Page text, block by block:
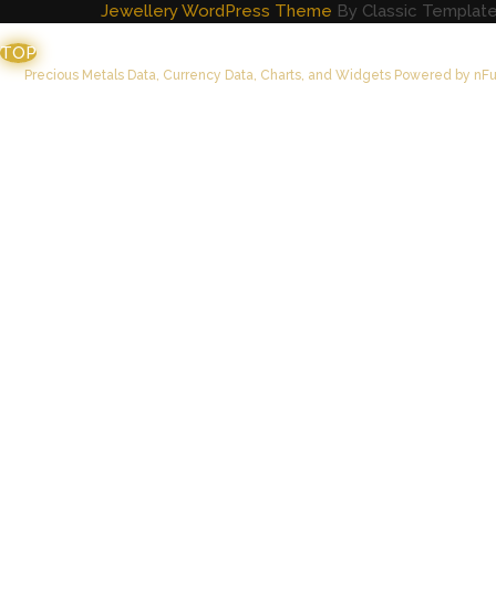
Jewellery WordPress Theme By Classic
TOP
Precious Metals Data, Currency Data, Charts, and Widgets Powered by